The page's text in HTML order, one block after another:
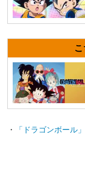
・ 「ドラゴンボール